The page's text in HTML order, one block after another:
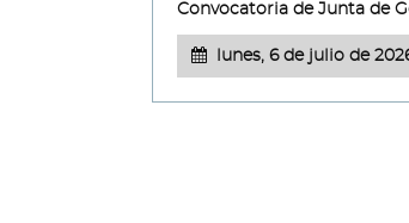
Convocatoria de Junta de
lunes, 6 de julio de